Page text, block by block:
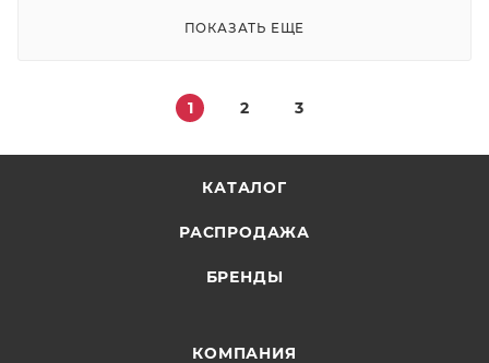
ПОКАЗАТЬ ЕЩЕ
1 2 3
КАТАЛОГ
РАСПРОДАЖА
БРЕНДЫ
КОМПАНИЯ